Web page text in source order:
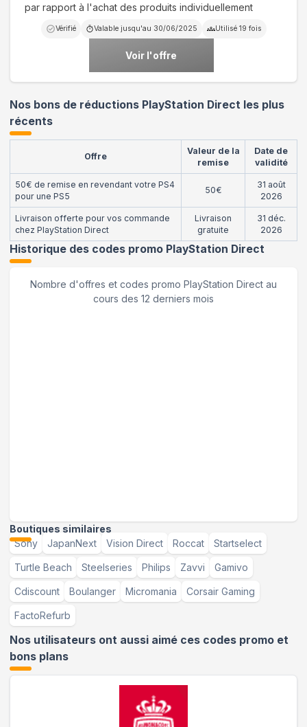
par rapport à l'achat des produits individuellement
Vérifié Valable jusqu'au 30/06/2025 Utilisé 19 fois
Voir l'offre
Nos bons de réductions PlayStation Direct les plus
récents
Offre
Valeur de la
remise
Date de
validité
50€ de remise en revendant votre PS4
pour une PS5
50€
31 août
2026
Livraison offerte pour vos commande
chez PlayStation Direct
Livraison
gratuite
31 déc.
2026
Historique des codes promo PlayStation Direct
Nombre d'offres et codes promo PlayStation Direct au
cours des 12 derniers mois
Boutiques similaires
Sony
JapanNext Vision Direct Roccat Startselect
Turtle Beach Steelseries Philips Zavvi Gamivo
Cdiscount Boulanger Micromania Corsair Gaming
FactoRefurb
Nos utilisateurs ont aussi aimé ces codes promo et
bons plans